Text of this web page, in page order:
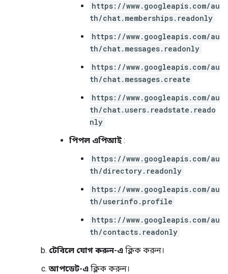
https://www.googleapis.com/au
th/chat.memberships.readonly
https://www.googleapis.com/au
th/chat.messages.readonly
https://www.googleapis.com/au
th/chat.messages.create
https://www.googleapis.com/au
th/chat.users.readstate.reado
nly
পিপল এপিআই:
https://www.googleapis.com/au
th/directory.readonly
https://www.googleapis.com/au
th/userinfo.profile
https://www.googleapis.com/au
th/contacts.readonly
টেবিলে যোগ করুন-এ ক্লিক করুন।
আপডেট-এ ক্লিক করুন।